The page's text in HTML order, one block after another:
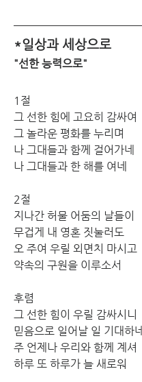
*일상과 세상으로
"선한 능력으로"
1절
그 선한 힘에 고요히 감싸여
그 놀라운 평화를 누리며
나 그대들과 함께 걸어가네
나 그대들과 한 해를 여네
2절
지나간 허물 어둠의 날들이
무겁게 내 영혼 짓눌러도
오 주여 우릴 외면치 마시고
약속의 구원을 이루소서
후렴
그 선한 힘이 우릴 감싸시니
믿음으로 일어날 일 기대하네
주 언제나 우리와 함께 계셔
하루 또 하루가 늘 새로워